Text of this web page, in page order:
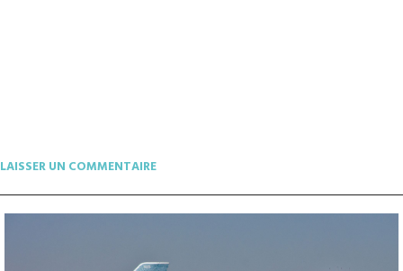
LAISSER UN COMMENTAIRE